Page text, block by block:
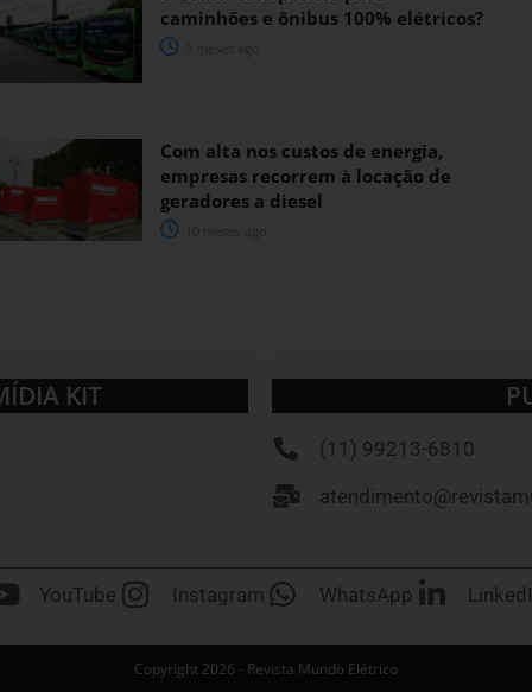
caminhões e ônibus 100% elétricos?
Com alta nos custos de energia,
empresas recorrem à locação de
geradores a diesel
KIT
(11) 99213-6810
YouTube Instagram WhatsApp
Copyright 2026 - Revista Mundo Elétrico